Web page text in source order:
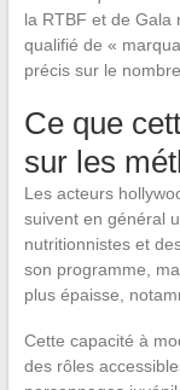
la RTBF et de Gala
qualifié de «
précis sur le
Ce que
sur les
Les acteurs
suivent en général
nutritionnistes et
son programme,
plus épaisse,
Cette capacité à
des rôles